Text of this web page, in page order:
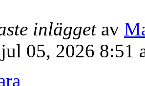
inläggetav
05, 2026 8:51